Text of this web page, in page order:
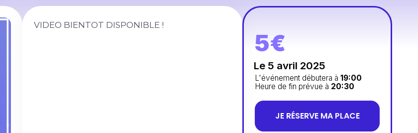
VIDEO BIENTOT DISPONIBLE !
5€
Le 5 avril 2025
L'événement débutera à19:00
Heure de fin prévue à 20:30
JE RÉSERVE MA PLACE